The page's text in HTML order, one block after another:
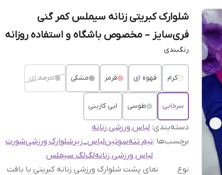
شلوارک کبریتی زنانه سیملس کمر گنی
فری‌سایز – مخصوص باشگاه و استفاده روزانه
رنگبندی
کرم قهوه ای قرمز مشکی سرمه ای
سرخابی طوسی ابی کاربنی
دسته‌بندی:لباس ورزشی زنانه
برچسب‌ها :نیم تنهسوتینلباس_زیرشلوارک ورزشیشورت
لباس ورزشی زنانهلگلگ سیملس
نوع
نمای پشت شلوارک ورزشی زنانه کبریتی با بافت